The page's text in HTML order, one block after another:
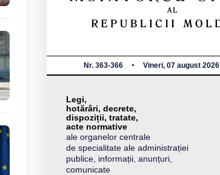
Nr. 363-366 Vineri, 07 august 2026
Legi,
hotărâri, decrete,
dispoziții, tratate,
acte normative
ale organelor centrale
de specialitate ale administrației
publice, informații, anunțuri,
comunicate